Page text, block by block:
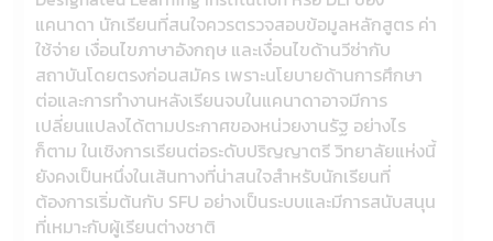
แคนาดา นักเรียนที่สนใจควรตรวจสอบข้อมูลหลักสูตร ค่า
ใช้จ่าย เงื่อนไขภาษาอังกฤษ และเงื่อนไขด้านวีซ่ากับ
สถาบันโดยตรงก่อนสมัคร เพราะนโยบายด้านการศึกษา
ต่อและการทำงานหลังเรียนจบในแคนาดาอาจมีการ
เปลี่ยนแปลงได้ตามประกาศของหน่วยงานรัฐ อย่างไร
ก็ตาม ในเชิงการเรียนต่อระดับปริญญาตรี วิทยาลัยแห่งนี้
ยังคงเป็นหนึ่งในเส้นทางที่น่าสนใจสำหรับนักเรียนที่
ต้องการเริ่มต้นกับ SFU อย่างเป็นระบบและมีการสนับสนุน
ที่เหมาะกับผู้เรียนต่างชาติ